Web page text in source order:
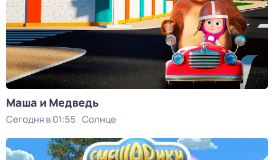
Маша и Медведь
Сегодня в 01:55 Солнце